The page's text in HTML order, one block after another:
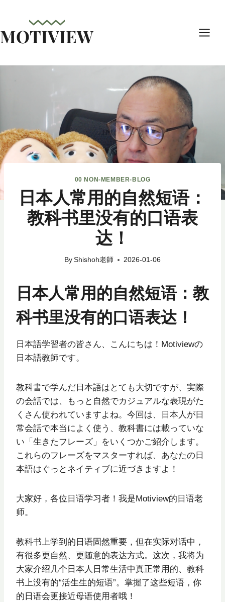
を
MOTIVIEW
00 NON-MEMBER-BLOG
日本人常用的自然短语：
教科书里没有的口语表
达！
By Shishoh老師 2026-01-06
日本人常用的自然短语：教
科书里没有的口语表达！
日本語学習者の皆さん、こんにちは！Motiviewの
日本語教師です。
教科書で学んだ日本語はとても大切ですが、実際
の会話では、もっと自然でカジュアルな表現がた
くさん使われていますよね。今回は、日本人が日
常会話で本当によく使う、教科書には載っていな
い「生きたフレーズ」をいくつかご紹介します。
これらのフレーズをマスターすれば、あなたの日
本語はぐっとネイティブに近づきますよ！
大家好，各位日语学习者！我是Motiview的日语老
师。
教科书上学到的日语固然重要，但在实际对话中，
有很多更自然、更随意的表达方式。这次，我将为
大家介绍几个日本人日常生活中真正常用的、教科
书上没有的“活生生的短语”。掌握了这些短语，你
的日语会更接近母语使用者哦！